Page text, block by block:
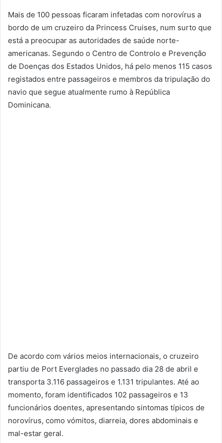
Mais de 100 pessoas ficaram infetadas com norovírus a
bordo de um cruzeiro da Princess Cruises, num surto que
está a preocupar as autoridades de saúde norte-
americanas. Segundo o Centro de Controlo e Prevenção
de Doenças dos Estados Unidos, há pelo menos 115 casos
registados entre passageiros e membros da tripulação do
navio que segue atualmente rumo à República
Dominicana.
De acordo com vários meios internacionais, o cruzeiro
partiu de Port Everglades no passado dia 28 de abril e
transporta 3.116 passageiros e 1.131 tripulantes. Até ao
momento, foram identificados 102 passageiros e 13
funcionários doentes, apresentando sintomas típicos de
norovírus, como vómitos, diarreia, dores abdominais e
mal-estar geral.